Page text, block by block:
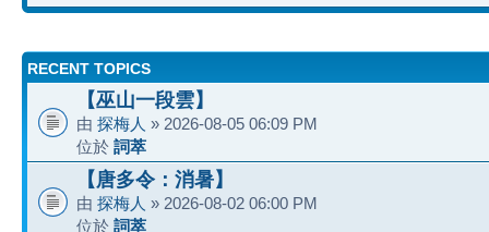
RECENT TOPICS
【巫山一段雲】
由 探梅人 » 2026-08-05 06:09 PM
位於 詞萃
【唐多令：消暑】
由 探梅人 » 2026-08-02 06:00 PM
位於 詞萃